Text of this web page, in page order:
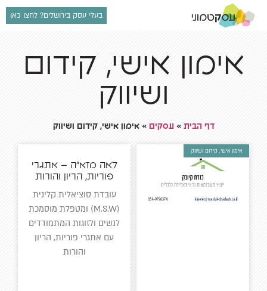
בעלי עסק בירושלים? לחצו כאן
אימון אישי, קידום
ושיווק
דף הבית »עסקים »אימון אישי, קידום ושיווק
אימון אישי, קידום ושיווק
לאה מזא"ה – אתגרי
פוריות, הריון והורות
עובדת סוציאלית קלינית
(M.S.W) ומטפלת מוסמכת
לנשים ולזוגות המתמודדים
עם אתגרי פוריות, הריון
והורות